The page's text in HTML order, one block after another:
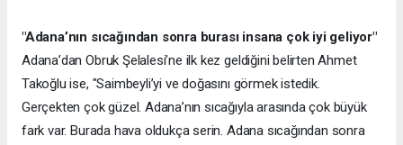
"Adana’nın sıcağından sonra burası insana çok iyi geliyor"
Adana’dan Obruk Şelalesi’ne ilk kez geldiğini belirten Ahmet
Takoğlu ise, "Saimbeyli’yi ve doğasını görmek istedik.
Gerçekten çok güzel. Adana’nın sıcağıyla arasında çok büyük
fark var. Burada hava oldukça serin. Adana sıcağından sonra